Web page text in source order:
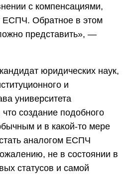
с компенсациями,
ЕСПЧ. Обратное в этом
представить», —
юридических наук,
и
университета
создание подобного
и в какой-то мере
аналогом ЕСПЧ
не в состоянии в
статусов и самой